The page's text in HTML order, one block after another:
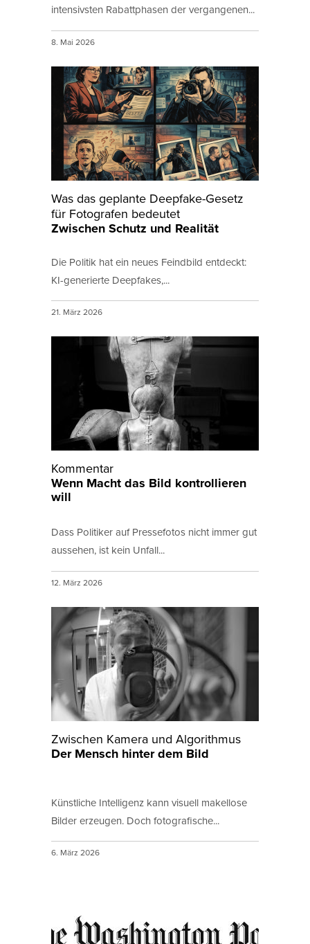
intensivsten Rabattphasen der vergangenen...
8. Mai 2026
Was das geplante Deepfake-Gesetz
für Fotografen bedeutet
Zwischen Schutz und Realität
Die Politik hat ein neues Feindbild entdeckt:
KI-generierte Deepfakes,...
21. März 2026
Kommentar
Wenn Macht das Bild kontrollieren
will
Dass Politiker auf Pressefotos nicht immer gut
aussehen, ist kein Unfall...
12. März 2026
Zwischen Kamera und Algorithmus
Der Mensch hinter dem Bild
Künstliche Intelligenz kann visuell makellose
Bilder erzeugen. Doch fotografische...
6. März 2026